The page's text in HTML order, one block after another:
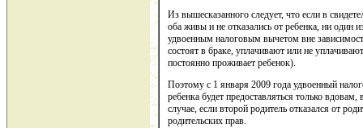
Из вышесказанного следует, что если в
оба живы и не отказались от ребенка, ни один
удвоенным налоговым вычетом вне
состоят в браке, уплачивают или не
постоянно проживает ребенок).
Поэтому с 1 января 2009 года удвоенный
ребенка будет предоставляться только
случае, если второй родитель отказался от
родительских прав.